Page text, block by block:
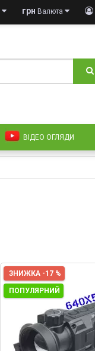
грн Валюта
ВІДЕО ОГЛЯДИ
ЗНИЖКА -17 %
ПОПУЛЯРНИЙ